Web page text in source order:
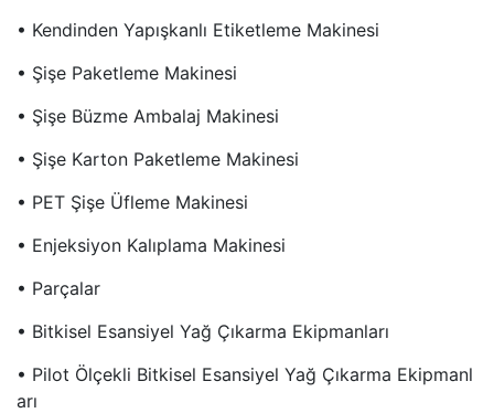
• Kendinden Yapışkanlı Etiketleme Makinesi
• Şişe Paketleme Makinesi
• Şişe Büzme Ambalaj Makinesi
• Şişe Karton Paketleme Makinesi
• PET Şişe Üfleme Makinesi
• Enjeksiyon Kalıplama Makinesi
• Parçalar
• Bitkisel Esansiyel Yağ Çıkarma Ekipmanları
• Pilot Ölçekli Bitkisel Esansiyel Yağ Çıkarma Ekipmanl
Arı